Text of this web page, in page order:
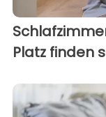
Platz finden